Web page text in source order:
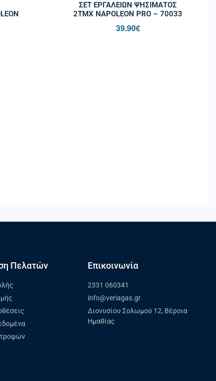
ΣΕΤ ΕΡΓΑΛΕΊΩΝ ΨΗΣΊΜΑΤΟΣ
2ΤΜΧ NAPOLEON PRO – 70033
39.90€
Πελατών Επικοινωνία
2331 060341
info@veriagas.gr
Διονυσίου Σολωμού 12, Βέροια
Ημαθίας